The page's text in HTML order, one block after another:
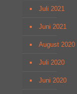
Juli 2021
Juni 2021
August 2020
Juli 2020
Juni 2020